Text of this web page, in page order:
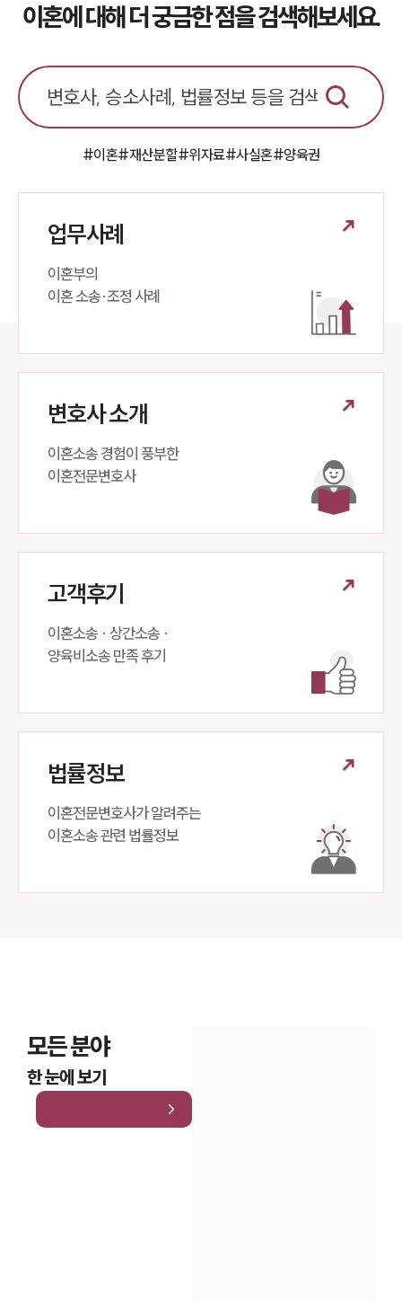
이혼에 대해 더 궁금한 점을 검색해보세요.
#이혼#재산분할#위자료#사실혼#양육권
업무사례
이혼부의
이혼 소송·조정 사례
변호사 소개
이혼소송 경험이 풍부한
이혼전문변호사
고객후기
이혼소송 · 상간소송 ·
양육비소송 만족 후기
법률정보
이혼전문변호사가 알려주는
이혼소송 관련 법률정보
모든 분야
한 눈에 보기